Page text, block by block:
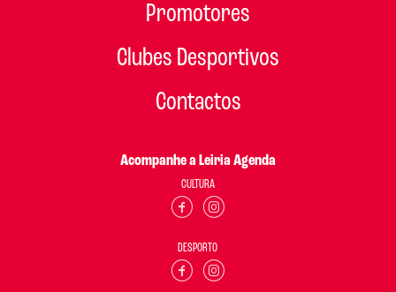
Promotores
Clubes Desportivos
Contactos
Acompanhe a Leiria Agenda
CULTURA
DESPORTO